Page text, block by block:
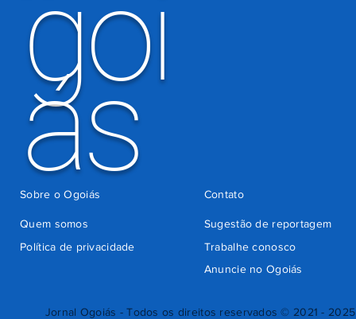
Jornal Ogoiás - Todos os direitos reservados © 2021 - 2025
goi
ás
Quem somos
Sugestão de reportagem
Trabalhe conosco
Política de privacidade
Anuncie no Ogoiás
Contato
Sobre o Ogoiás